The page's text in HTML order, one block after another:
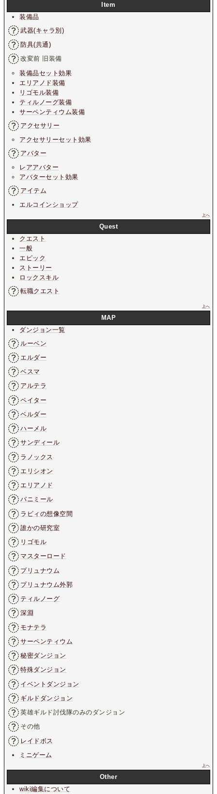
Item
装備品
武器(キャラ別)
防具(共通)
改変前 旧装備
装備品セット効果
エリアノド装備
リゴモル装備
ティルノーグ装備
サーペンティウム装備
アクセサリー
アクセサリーセット効果
アバター
レアアバター
アバターセット効果
アイテム
エルコインショップ
上へ
Quest
クエスト
一般
エピック
ストーリー
ロックスキル
転職クエスト
上へ
MAP
ダンジョン一覧
ルーベン
エルダー
ベスマ
アルテラ
ペイター
ベルダー
ハーメル
サンディール
ラノックス
エリシオン
エリアノド
バニミール
ラビィの想像空間
誰かの研究室
リゴモル
マスターロード
プリュナウム
プリュナウム外郭
ティルノーグ
深淵
モナテラ
サーペンティウム
秘密ダンジョン
特殊ダンジョン
イベントダンジョン
ギルドダンジョン
英雄ギルド討伐隊のみのダンジョン
その他
レイドボス
ミニゲーム
上へ
Other
wiki編集について